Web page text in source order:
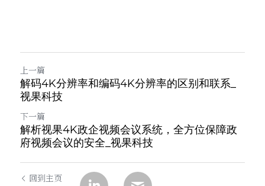
上一篇
解码4K分辨率和编码4K分辨率的区别和联系_
视果科技
下一篇
解析视果4K政企视频会议系统，全方位保障政
府视频会议的安全_视果科技
回到主页